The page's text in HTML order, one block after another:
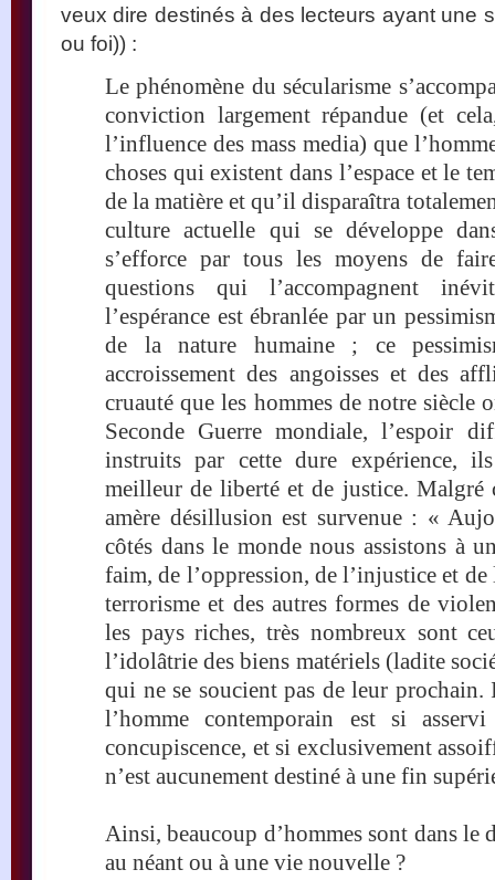
veux dire destinés à des lecteurs ayant une
ou foi)) :
Le phénomène du sécularisme
conviction largement répandue (et
l’influence des mass media) que
choses qui existent dans l’espace et le
de la matière et qu’il disparaîtra
culture actuelle qui se développe
s’efforce par tous les moyens de
questions qui l’accompagnent
l’espérance est ébranlée par un
de la nature humaine ; ce
accroissement des angoisses et des
cruauté que les hommes de notre siècle
Seconde Guerre mondiale, l’espoir
instruits par cette dure expérience,
meilleur de liberté et de justice. Malgré
amère désillusion est survenue : «
côtés dans le monde nous assistons à
faim, de l’oppression, de l’injustice et
terrorisme et des autres formes de
les pays riches, très nombreux sont
l’idolâtrie des biens matériels (ladite
qui ne se soucient pas de leur prochain.
l’homme contemporain est si
concupiscence, et si exclusivement
n’est aucunement destiné à une fin
Ainsi, beaucoup d’hommes sont dans le
au néant ou à une vie nouvelle ?